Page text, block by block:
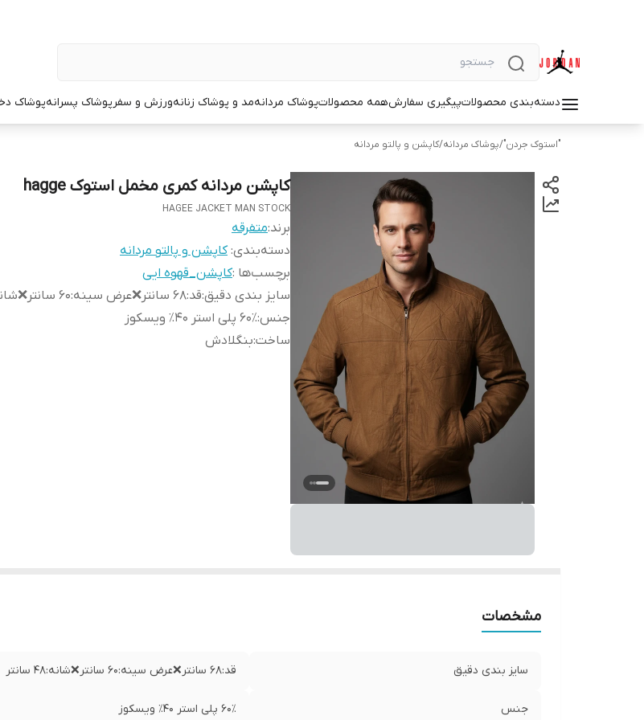
دسته‌بندی محصولاتپیگیری سفارشهمه محصولاتپوشاک مردانهمد و پوشاک زنانهورزش و سفرپوشاک پسرانهپوشاک
"استوک جردن"/پوشاک مردانه/کاپشن و پالتو مردانه
کاپشن مردانه کمری مخمل استوک hagge
HAGEE JACKET MAN STOCK
برند:متفرقه
دسته‌بندی:کاپشن و پالتو مردانه
برچسب‌ها :کاپشن_قهوه ایی
سایز بندی دقیق:قد:۶۸ سانتر❌عرض سینه:۶۰ سانتر❌شانه:۴۸ سانتر
جنس:۶۰٪ پلی استر ۴۰٪ ویسکوز
ساخت:بنگلادش
مشخصات
سایز بندی دقیق قد:۶۸ سانتر❌عرض سینه:۶۰ سانتر❌شانه:۴۸ سانتر
جنس ۶۰٪ پلی استر ۴۰٪ ویسکوز